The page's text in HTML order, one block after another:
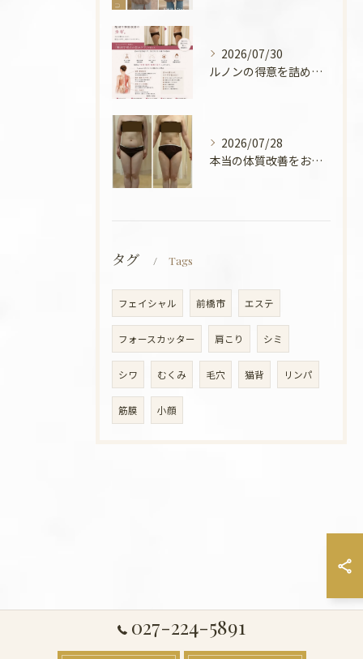
2026/07/30
ルノンの得意を詰めてみました🧡
2026/07/28
本当の体質改善をお手伝い✨
タグ Tags
フェイシャル 前橋市 エステ
フォースカッター 肩こり シミ
シワ むくみ 毛穴 猫背 リンパ
筋膜 小顔
027-224-5891